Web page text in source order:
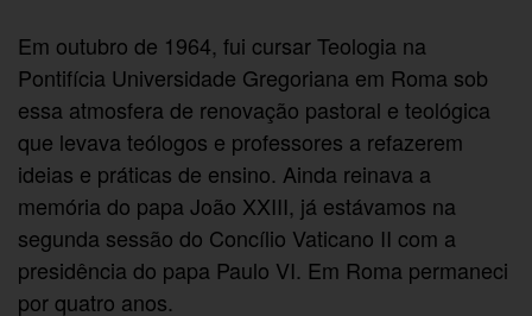
Em outubro de 1964, fui cursar Teologia na
Pontifícia Universidade Gregoriana em Roma sob
essa atmosfera de renovação pastoral e teológica
que levava teólogos e professores a refazerem
ideias e práticas de ensino. Ainda reinava a
memória do papa João XXIII, já estávamos na
segunda sessão do Concílio Vaticano II com a
presidência do papa Paulo VI. Em Roma permaneci
por quatro anos.